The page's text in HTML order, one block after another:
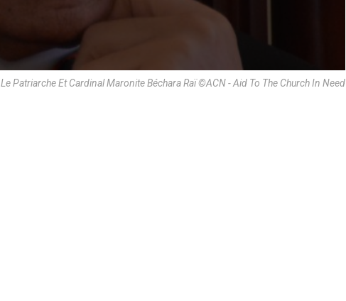
Le Patriarche Et Cardinal Maronite Béchara Raï ©ACN - Aid To The Church In Need